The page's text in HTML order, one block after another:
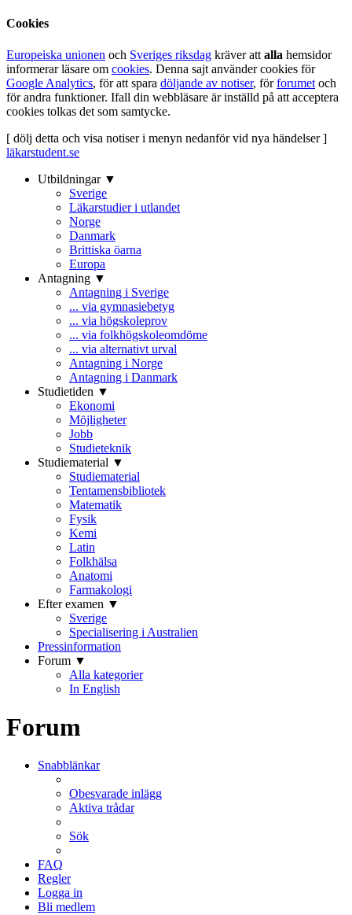
Cookies
Europeiska unionen och Sveriges riksdag kräver att alla hemsidor
informerar läsare om cookies. Denna sajt använder cookies för
Google Analytics, för att spara döljande av notiser, förforumet och
för andra funktioner. Ifall din webbläsare är inställd på att acceptera
cookies tolkas det som samtycke.
[ dölj detta och visa notiser i menyn nedanför vid nya händelser ]
läkarstudent.se
Utbildningar ▼
Sverige
Läkarstudier i utlandet
Norge
Danmark
Brittiska öarna
Europa
Antagning ▼
Antagning i Sverige
... via gymnasiebetyg
... via högskoleprov
... via folkhögskoleomdöme
... via alternativt urval
Antagning i Norge
Antagning i Danmark
Studietiden ▼
Ekonomi
Möjligheter
Jobb
Studieteknik
Studiematerial ▼
Studiematerial
Tentamensbibliotek
Matematik
Fysik
Kemi
Latin
Folkhälsa
Anatomi
Farmakologi
Efter examen ▼
Sverige
Specialisering i Australien
Pressinformation
Forum ▼
Alla kategorier
In English
Forum
Snabblänkar
Obesvarade inlägg
Aktiva trådar
Sök
FAQ
Regler
Logga in
Bli medlem